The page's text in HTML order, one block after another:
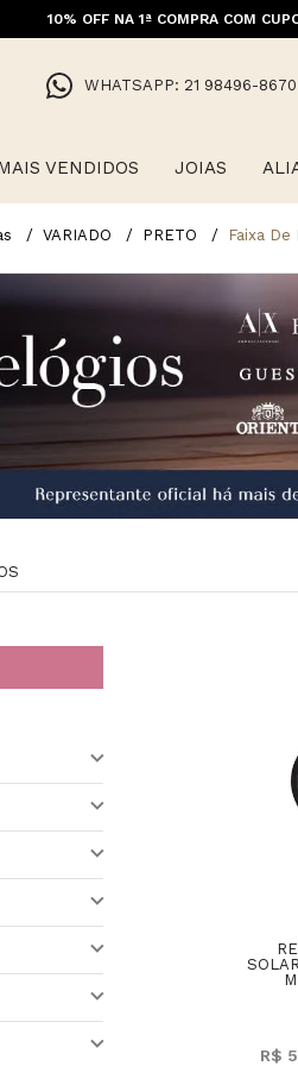
10% OFF NA 1ª COMPRA COM
WHATSAPP: 21 98496-8670
VENDIDOS JOIAS
VARIADO PRETO Faixa De
R$